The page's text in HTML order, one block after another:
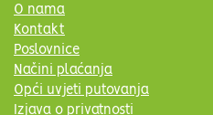
O nama
Kontakt
Poslovnice
Načini plaćanja
Opći uvjeti putovanja
Izjava o privatnosti